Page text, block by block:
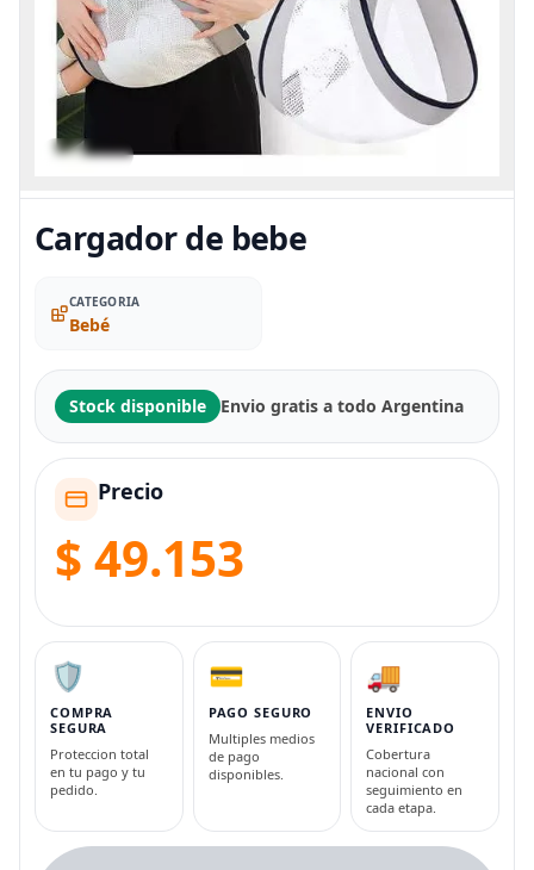
Cargador de bebe
CATEGORIA
Bebé
Stock disponible Envio gratis a todo Argentina
Precio
$ 49.153
🛡️
COMPRA
SEGURA
Proteccion total
en tu pago y tu
pedido.
💳
PAGO SEGURO
Multiples medios
de pago
disponibles.
🚚
ENVIO
VERIFICADO
Cobertura
nacional con
seguimiento en
cada etapa.